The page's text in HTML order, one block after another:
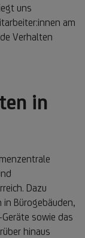
uns
am
Verhalten
in
Dazu
Bürogebäuden,
sowie das
hinaus